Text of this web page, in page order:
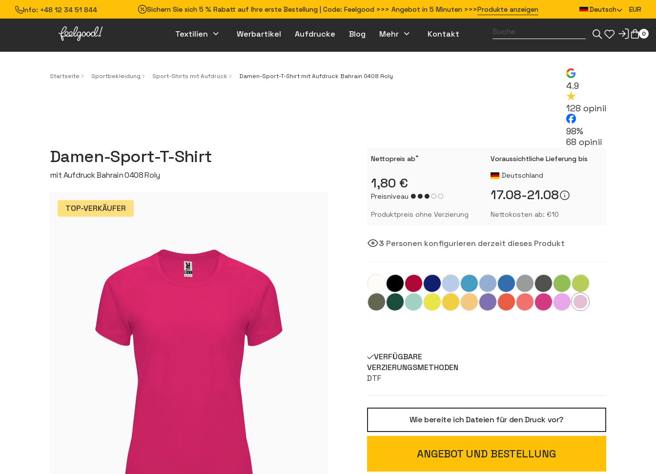
Info: +48 12 34 51 844 Sichern Sie sich 5 % Rabatt auf Ihre erste Bestellung | Code: Feelgood >>> Angebot in 5 Minuten >>>Produkte anzeigen Deutsch EUR
Textilien Werbartikel Aufdrucke Blog Mehr Kontakt 0
Startseite Sportbekleidung Sport-Shirts mit Aufdruck Damen-Sport-T-Shirt mit Aufdruck Bahrain 0408 Roly
4.9
128 opinii
98%
68 opinii
Damen-Sport-T-Shirt
mit Aufdruck Bahrain 0408 Roly
TOP-VERKÄUFER
Nettopreis ab*
1,80 €
Preisniveau
Produktpreis ohne Verzierung
Voraussichtliche Lieferung bis
Deutschland
17.08-21.08
Nettokosten ab: €10
3 Personen konfigurieren derzeit dieses Produkt
VERFÜGBARE
VERZIERUNGSMETHODEN
DTF
Wie bereite ich Dateien für den Druck vor?
ANGEBOT UND BESTELLUNG